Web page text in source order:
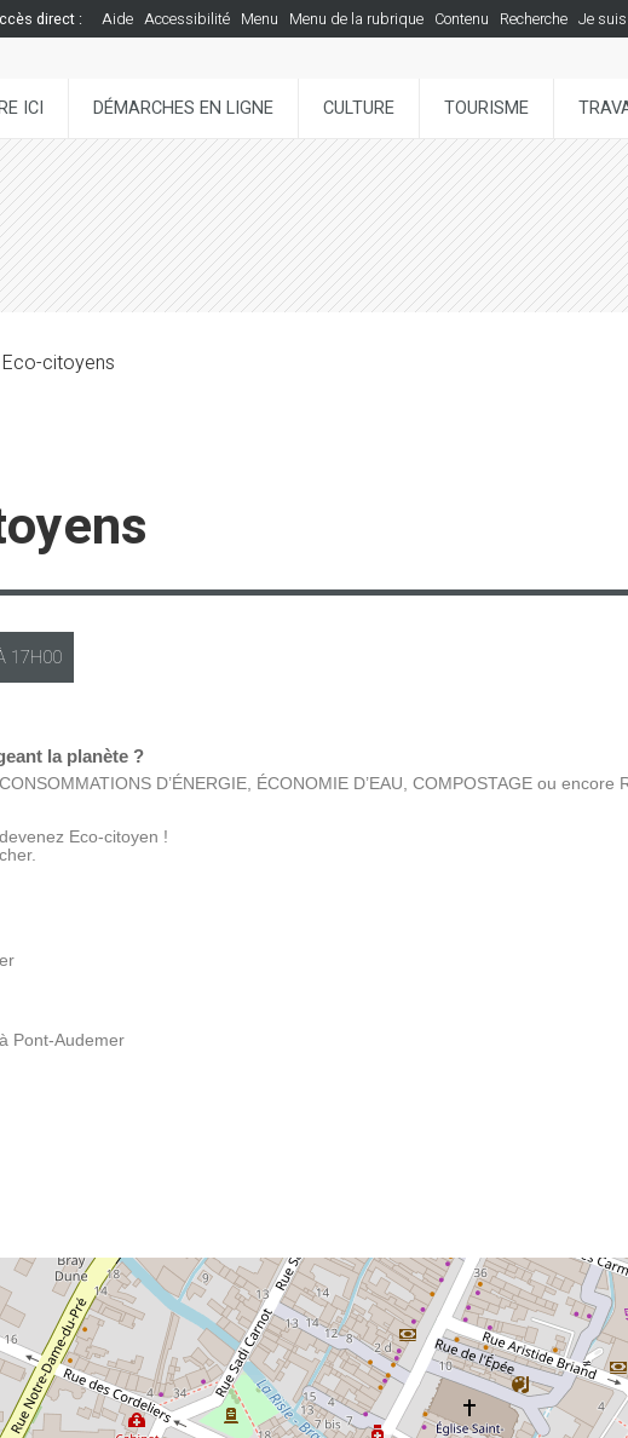
direct : Aide Accessibilité Menu Menu de la rubrique Contenu Recherche Je suis
ICI DÉMARCHES EN LIGNE CULTURE TOURISME
citoyens
17H00
la planète ?
D’ÉNERGIE, ÉCONOMIE D’EAU, COMPOSTAGE ou
Eco-citoyen !
Pont-Audemer